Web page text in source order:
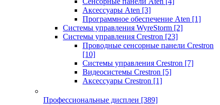
Аксессуары Aten [3]
Программное обеспечение Aten [1]
Системы управления WyreStorm [2]
Системы управления Crestron [23]
Проводные сенсорные панели Crestron
[10]
Системы управления Crestron [7]
Видеосистемы Crestron [5]
Аксессуары Crestron [1]
Профессиональные дисплеи [389]